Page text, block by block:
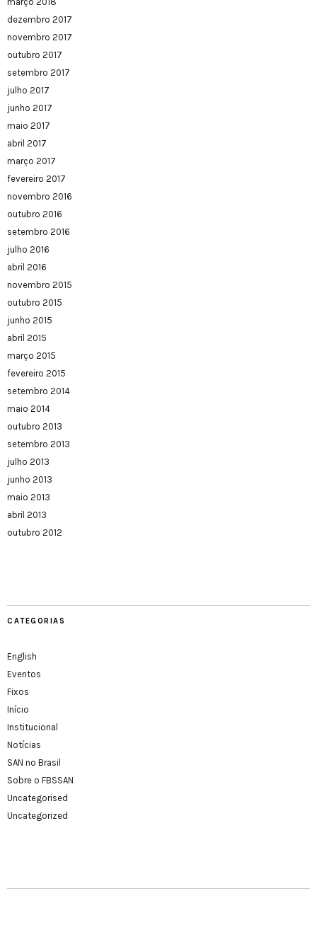
dezembro 2017
novembro 2017
outubro 2017
setembro 2017
julho 2017
junho 2017
maio 2017
abril 2017
março 2017
fevereiro 2017
novembro 2016
outubro 2016
setembro 2016
julho 2016
abril 2016
novembro 2015
outubro 2015
junho 2015
abril 2015
março 2015
fevereiro 2015
setembro 2014
maio 2014
outubro 2013
setembro 2013
julho 2013
junho 2013
maio 2013
abril 2013
outubro 2012
CATEGORIAS
English
Eventos
Fixos
Início
Institucional
Notícias
SAN no Brasil
Sobre o FBSSAN
Uncategorised
Uncategorized